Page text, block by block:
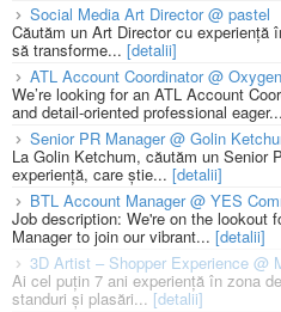
Social Media Art Director @ pastel
Căutăm un Art Director cu experiență
să transforme... [detalii]
ATL Account Coordinator @ Oxygen
We’re looking for an ATL Account
and detail-oriented professional eager...
Senior PR Manager @ Golin
La Golin Ketchum, căutăm un Senior
experiență, care știe... [detalii]
BTL Account Manager @ YES
Job description: We're on the lookout
Manager to join our vibrant... [detalii]
3D Artist – Shopper Experience @
Ai cel puțin 7 ani experiență în zona
standuri și plasări... [detalii]